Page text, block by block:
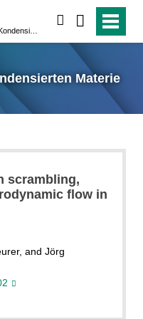
Materie
scrambling,
flow in
and Jörg